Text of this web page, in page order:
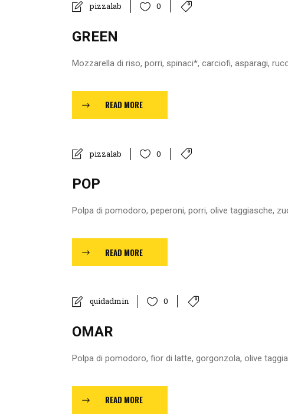
pizzalab 0
GREEN
Mozzarella di riso, porri, spinaci*, carciofi, asparagi,
READ MORE
pizzalab 0
POP
Polpa di pomodoro, peperoni, porri, olive taggiasche,
READ MORE
quidadmin 0
OMAR
Polpa di pomodoro, fior di latte, gorgonzola, olive
READ MORE